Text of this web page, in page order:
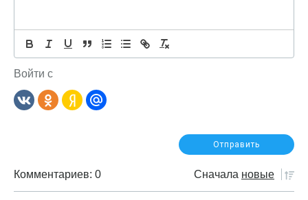
Войти с
Комментариев: 0 Сначала новые